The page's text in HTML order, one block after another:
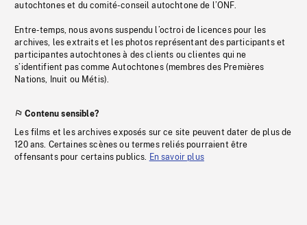
autochtones et du comité-conseil autochtone de l’ONF.
Entre-temps, nous avons suspendu l’octroi de licences pour les
archives, les extraits et les photos représentant des participants et
participantes autochtones à des clients ou clientes qui ne
s’identifient pas comme Autochtones (membres des Premières
Nations, Inuit ou Métis).
Contenu sensible?
Les films et les archives exposés sur ce site peuvent dater de plus de
120 ans. Certaines scènes ou termes reliés pourraient être
offensants pour certains publics. En savoir plus